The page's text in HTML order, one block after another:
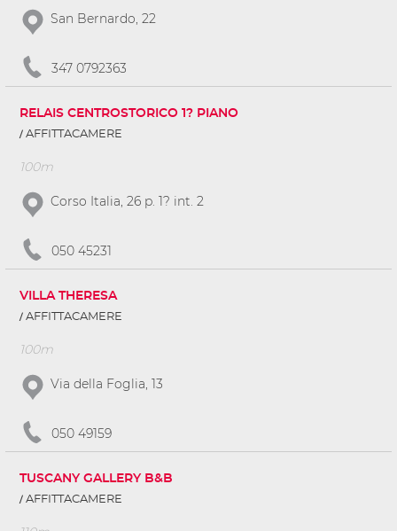
San Bernardo, 22
347 0792363
RELAIS CENTROSTORICO 1? PIANO
AFFITTACAMERE
100m
Corso Italia, 26 p. 1? int. 2
050 45231
VILLA THERESA
AFFITTACAMERE
100m
Via della Foglia, 13
050 49159
TUSCANY GALLERY B&B
AFFITTACAMERE